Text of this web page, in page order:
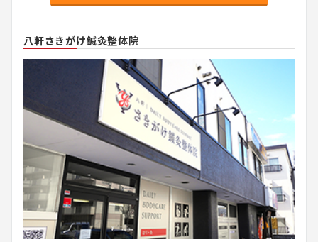
八軒さきがけ鍼灸整体院